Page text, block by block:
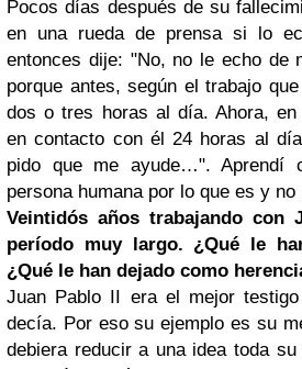
Pocos días después de su
en una rueda de prensa si lo
entonces dije: "No, no le echo de
porque antes, según el trabajo
dos o tres horas al día. Ahora, en
en contacto con él 24 horas al
pido que me ayude…".
persona humana por lo que es y
Veintidós años trabajando con
período muy largo. ¿Qué le
¿Qué le han dejado como
Juan Pablo II era el mejor
decía. Por eso su ejemplo es su
debiera reducir a una idea toda